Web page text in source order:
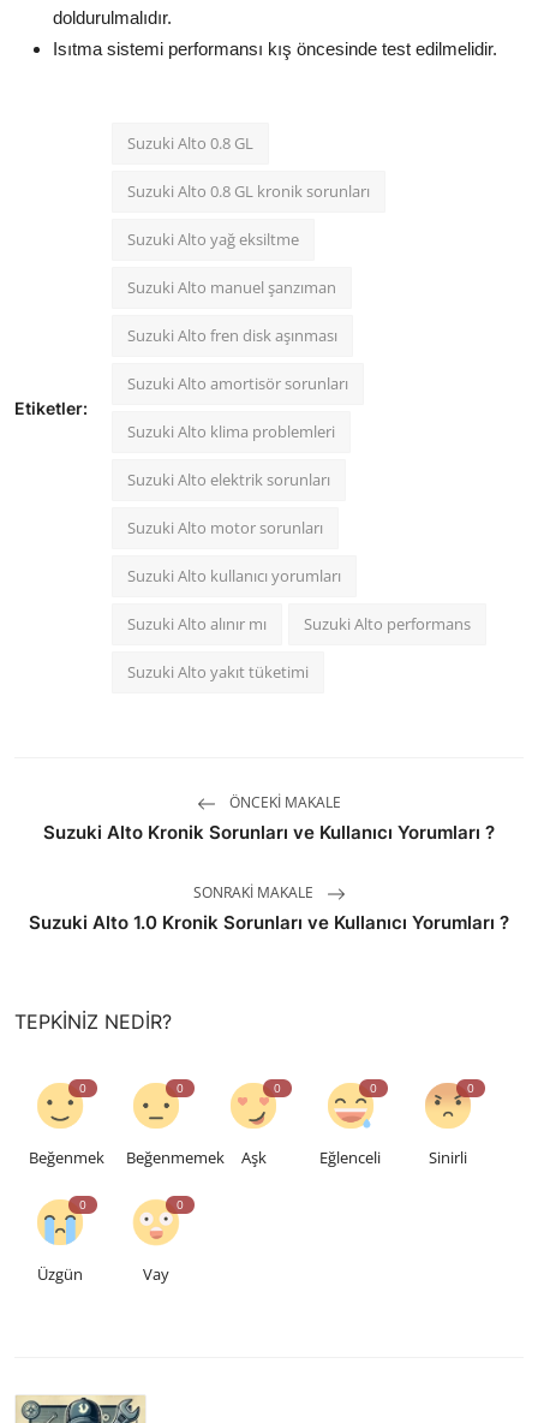
doldurulmalıdır.
Isıtma sistemi performansı kış öncesinde test edilmelidir.
Etiketler:
Suzuki Alto 0.8 GL
Suzuki Alto 0.8 GL kronik sorunları
Suzuki Alto yağ eksiltme
Suzuki Alto manuel şanzıman
Suzuki Alto fren disk aşınması
Suzuki Alto amortisör sorunları
Suzuki Alto klima problemleri
Suzuki Alto elektrik sorunları
Suzuki Alto motor sorunları
Suzuki Alto kullanıcı yorumları
Suzuki Alto alınır mı Suzuki Alto performans
Suzuki Alto yakıt tüketimi
ÖNCEKI MAKALE
Suzuki Alto Kronik Sorunları ve Kullanıcı Yorumları ?
SONRAKI MAKALE
Suzuki Alto 1.0 Kronik Sorunları ve Kullanıcı Yorumları ?
TEPKINIZ NEDIR?
0
Beğenmek
0
Beğenmemek
0
Aşk
0
Eğlenceli
0
Sinirli
0
Üzgün
0
Vay